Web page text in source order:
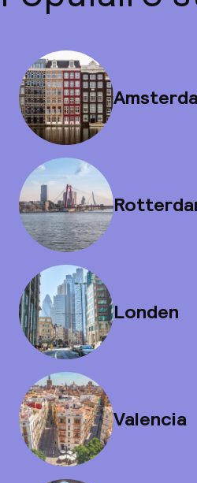
Londen
Valencia